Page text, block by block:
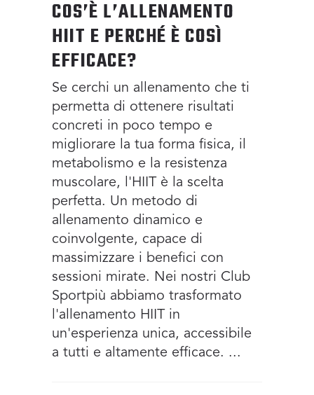
COS’È L’ALLENAMENTO
HIIT E PERCHÉ È COSÌ
EFFICACE?
Se cerchi un allenamento che ti
permetta di ottenere risultati
concreti in poco tempo e
migliorare la tua forma fisica, il
metabolismo e la resistenza
muscolare, l'HIIT è la scelta
perfetta. Un metodo di
allenamento dinamico e
coinvolgente, capace di
massimizzare i benefici con
sessioni mirate. Nei nostri Club
Sportpiù abbiamo trasformato
l'allenamento HIIT in
un'esperienza unica, accessibile
a tutti e altamente efficace.